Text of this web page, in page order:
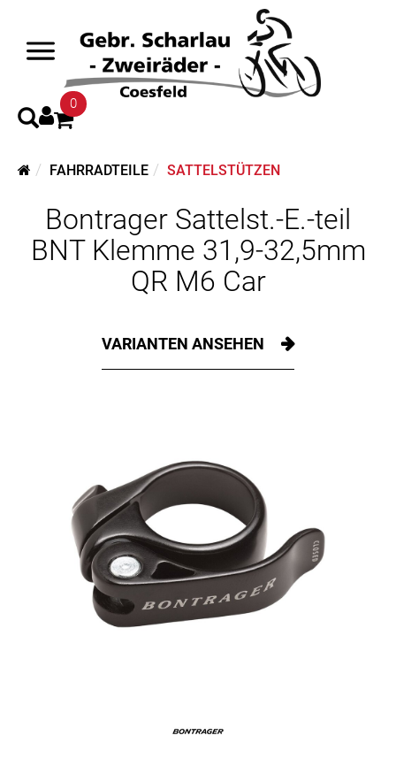
0
FAHRRADTEILE SATTELSTÜTZEN
Bontrager Sattelst.-E.-teil
BNT Klemme 31,9-32,5mm
QR M6 Car
VARIANTEN ANSEHEN